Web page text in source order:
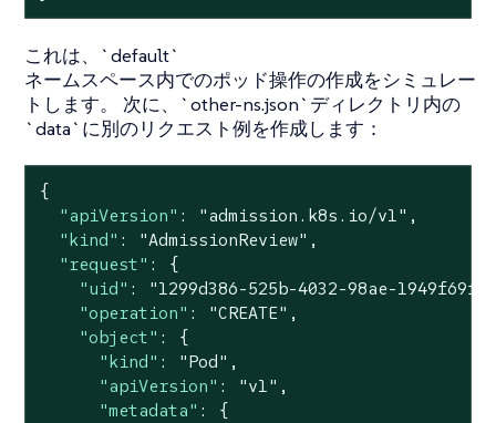
これは、`default`
ネームスペース内でのポッド操作の作成をシミュレー
トします。 次に、`other-ns.json`ディレクトリ内の
`data`に別のリクエスト例を作成します：
{
"apiVersion" : "admission.k8s.io/v1" ,
"kind" : "AdmissionReview" ,
"request" : {
"uid" :
"1299d386-525b-4032-98ae-
"operation" : "CREATE" ,
"object" : {
"kind" : "Pod" ,
"apiVersion" : "v1" ,
"metadata" : {